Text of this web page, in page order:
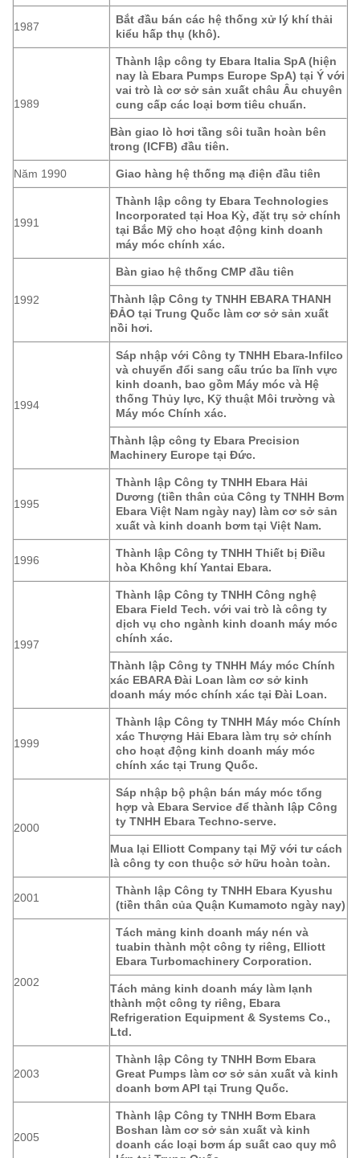
1987
Bắt đầu bán các hệ thống xử lý khí thải
kiểu hấp thụ (khô).
1989
Thành lập công ty Ebara Italia SpA (hiện
nay là Ebara Pumps Europe SpA) tại Ý với
vai trò là cơ sở sản xuất châu Âu chuyên
cung cấp các loại bơm tiêu chuẩn.
Bàn giao lò hơi tầng sôi tuần hoàn bên
trong (ICFB) đầu tiên.
Năm 1990 Giao hàng hệ thống mạ điện đầu tiên
1991
Thành lập công ty Ebara Technologies
Incorporated tại Hoa Kỳ, đặt trụ sở chính
tại Bắc Mỹ cho hoạt động kinh doanh
máy móc chính xác.
1992
Bàn giao hệ thống CMP đầu tiên
Thành lập Công ty TNHH EBARA THANH
ĐẢO tại Trung Quốc làm cơ sở sản xuất
nồi hơi.
1994
Sáp nhập với Công ty TNHH Ebara-Infilco
và chuyển đổi sang cấu trúc ba lĩnh vực
kinh doanh, bao gồm Máy móc và Hệ
thống Thủy lực, Kỹ thuật Môi trường và
Máy móc Chính xác.
Thành lập công ty Ebara Precision
Machinery Europe tại Đức.
1995
Thành lập Công ty TNHH Ebara Hải
Dương (tiền thân của Công ty TNHH Bơm
Ebara Việt Nam ngày nay) làm cơ sở sản
xuất và kinh doanh bơm tại Việt Nam.
1996
Thành lập Công ty TNHH Thiết bị Điều
hòa Không khí Yantai Ebara.
1997
Thành lập Công ty TNHH Công nghệ
Ebara Field Tech. với vai trò là công ty
dịch vụ cho ngành kinh doanh máy móc
chính xác.
Thành lập Công ty TNHH Máy móc Chính
xác EBARA Đài Loan làm cơ sở kinh
doanh máy móc chính xác tại Đài Loan.
1999
Thành lập Công ty TNHH Máy móc Chính
xác Thượng Hải Ebara làm trụ sở chính
cho hoạt động kinh doanh máy móc
chính xác tại Trung Quốc.
2000
Sáp nhập bộ phận bán máy móc tổng
hợp và Ebara Service để thành lập Công
ty TNHH Ebara Techno-serve.
Mua lại Elliott Company tại Mỹ với tư cách
là công ty con thuộc sở hữu hoàn toàn.
2001
Thành lập Công ty TNHH Ebara Kyushu
(tiền thân của Quận Kumamoto ngày nay)
2002
Tách mảng kinh doanh máy nén và
tuabin thành một công ty riêng, Elliott
Ebara Turbomachinery Corporation.
Tách mảng kinh doanh máy làm lạnh
thành một công ty riêng, Ebara
Refrigeration Equipment & Systems Co.,
Ltd.
2003
Thành lập Công ty TNHH Bơm Ebara
Great Pumps làm cơ sở sản xuất và kinh
doanh bơm API tại Trung Quốc.
2005
Thành lập Công ty TNHH Bơm Ebara
Boshan làm cơ sở sản xuất và kinh
doanh các loại bơm áp suất cao quy mô